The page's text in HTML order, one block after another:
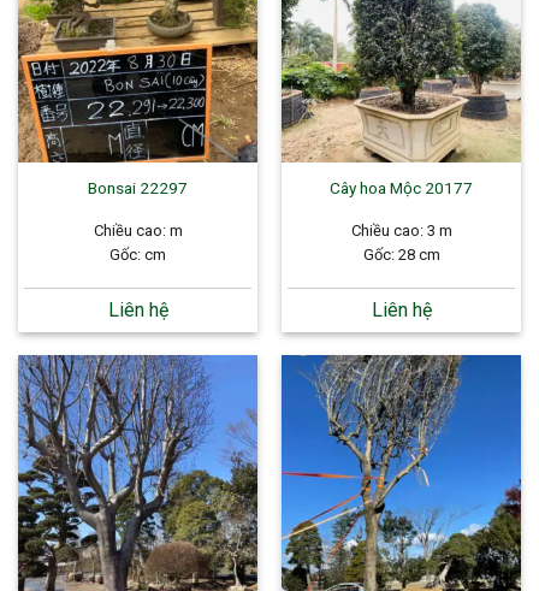
Bonsai 22297
Chiều cao: m
Gốc: cm
Liên hệ
Cây hoa Mộc 20177
Chiều cao: 3 m
Gốc: 28 cm
Liên hệ